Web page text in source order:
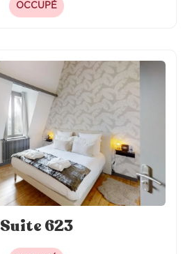
OCCUPÉ
Suite 623